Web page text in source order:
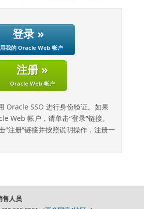
登录 »
我的 Oracle Web 帐户
注册 »
Oracle Web 帐户
Oracle SSO 进行身份验证。如果
Web 帐户，请单击“登录”链接。
“注册”链接并按照说明操作，注册一
售人员